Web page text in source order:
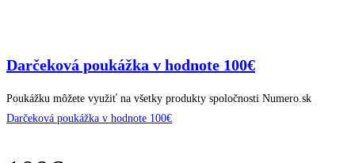
Darčeková poukážka v hodnote 100€
Poukážku môžete využiť na všetky produkty spoločnosti Numero.sk
Darčeková poukážka v hodnote 100€